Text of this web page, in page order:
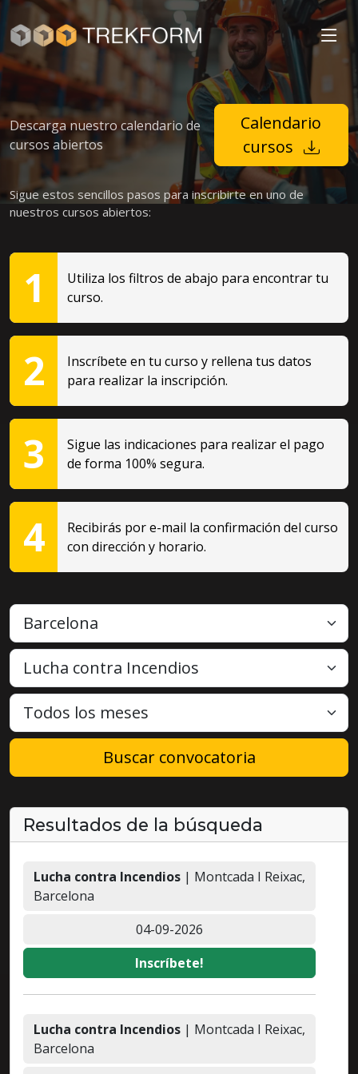
Descarga nuestro calendario de
cursos abiertos
Calendario
cursos
Sigue estos sencillos pasos para inscribirte en uno de
nuestros cursos abiertos:
1
Utiliza los filtros de abajo para encontrar tu
curso.
2
Inscríbete en tu curso y rellena tus datos
para realizar la inscripción.
3
Sigue las indicaciones para realizar el pago
de forma 100% segura.
4
Recibirás por e-mail la confirmación del curso
con dirección y horario.
Buscar convocatoria
Resultados de la búsqueda
Lucha contra Incendios | Montcada I Reixac,
Barcelona
04-09-2026
Inscríbete!
Lucha contra Incendios | Montcada I Reixac,
Barcelona